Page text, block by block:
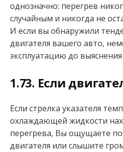
однозначно: перегрев
случайным и никогда не
И если вы обнаружили
двигателя вашего авто,
эксплуатацию до
1.73. Если
Если стрелка указателя
охлаждающей жидкости
перегрева, Вы ощущаете
двигателя или слышите